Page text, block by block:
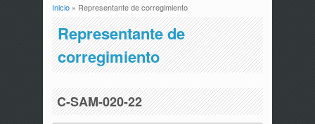
Usted está aquí
Inicio» Representante de corregimiento
Representante de
corregimiento
C-SAM-020-22